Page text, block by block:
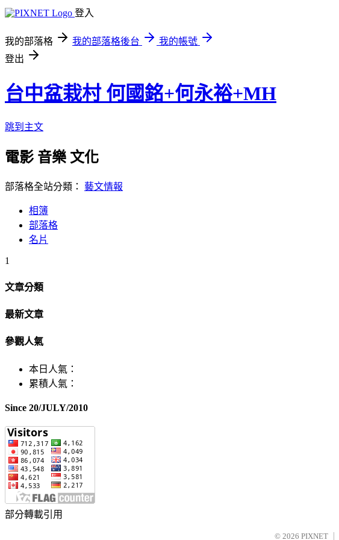
登入
我的部落格 我的部落格後台
我的帳號
登出
台中盆栽村 何國銘+何永裕+MH
跳到主文
電影 音樂 文化
部落格全站分類： 藝文情報
相簿
部落格
名片
1
文章分類
最新文章
參觀人氣
本日人氣：
累積人氣：
Since 20/JULY/2010
部分轉載引用
© 2026 PIXNET